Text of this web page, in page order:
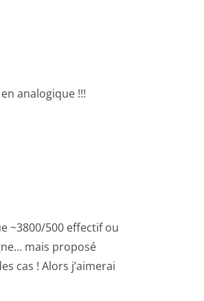
analogique !!!
~3800/500 effectif ou
mais proposé
cas ! Alors j’aimerai